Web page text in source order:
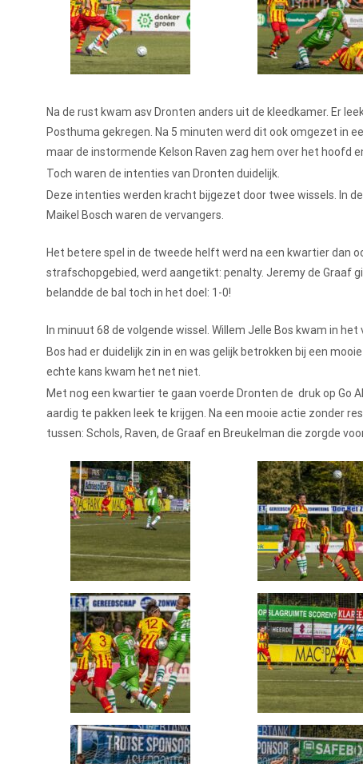
Na de rust kwam asv Dronten anders uit de kleedkamer. Er
Posthuma gekregen. Na 5 minuten werd dit ook omgezet in
maar de instormende Kelson Raven zag hem over het hoofd
Toch waren de intenties van Dronten duidelijk.
Deze intenties werden kracht bijgezet door twee wissels. In
Maikel Bosch waren de vervangers.
Het betere spel in de tweede helft werd na een kwartier dan
strafschopgebied, werd aangetikt: penalty. Jeremy de Graaf
belandde de bal toch in het doel: 1-0!
In minuut 68 de volgende wissel. Willem Jelle Bos kwam in
Bos had er duidelijk zin in en was gelijk betrokken bij een
echte kans kwam het net niet.
Met nog een kwartier te gaan voerde Dronten de druk op Go
aardig te pakken leek te krijgen. Na een mooie actie zonder
tussen: Schols, Raven, de Graaf en Breukelman die zorgde